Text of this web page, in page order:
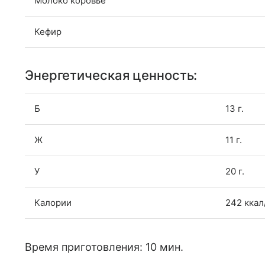
Кефир
Энергетическая ценность:
Б 13 г.
Ж 11 г.
У 20 г.
Калории 242
Время приготовления: 10 мин.